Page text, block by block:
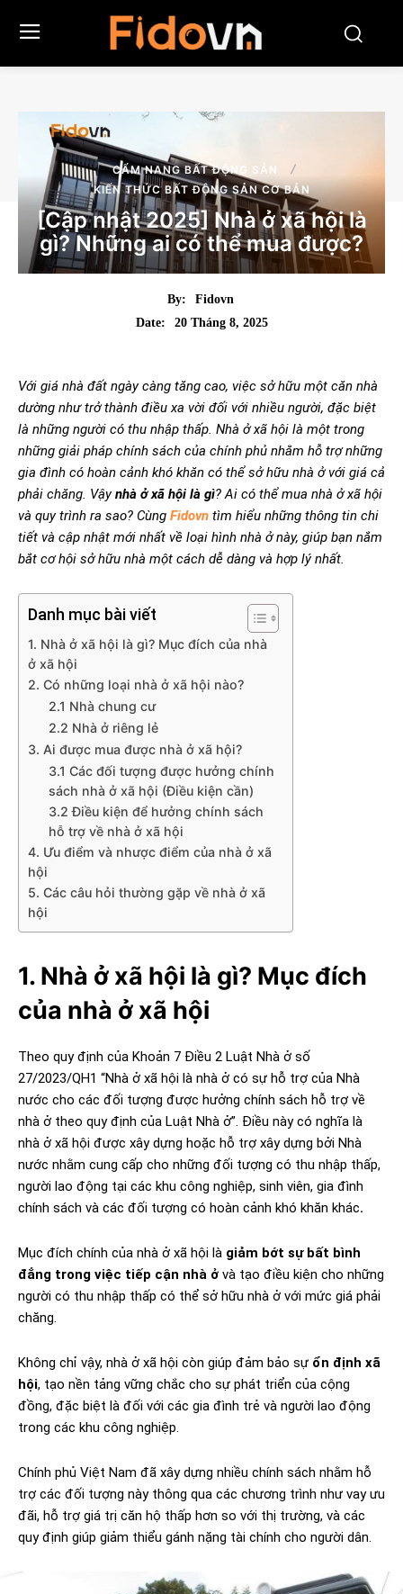
CẨM NANG BẤT ĐỘNG SẢN
KIẾN THỨC BẤT ĐỘNG SẢN CƠ BẢN
[Cập nhật 2025] Nhà ở xã hội là
gì? Những ai có thể mua được?
By:
Fidovn
Date:
20 Tháng 8, 2025
Với giá nhà đất ngày càng tăng cao, việc sở hữu một căn nhà
dường như trở thành điều xa vời đối với nhiều người, đặc biệt
là những người có thu nhập thấp. Nhà ở xã hội là một trong
những giải pháp chính sách của chính phủ nhằm hỗ trợ những
gia đình có hoàn cảnh khó khăn có thể sở hữu nhà ở với giá cả
phải chăng. Vậynhà ở xã hội là gì? Ai có thể mua nhà ở xã hội
và quy trình ra sao? Cùng Fidovn tìm hiểu những thông tin chi
tiết và cập nhật mới nhất về loại hình nhà ở này, giúp bạn nắm
bắt cơ hội sở hữu nhà một cách dễ dàng và hợp lý nhất.
Danh mục bài viết
1. Nhà ở xã hội là gì? Mục đích của nhà
ở xã hội
2. Có những loại nhà ở xã hội nào?
2.1 Nhà chung cư
2.2 Nhà ở riêng lẻ
3. Ai được mua được nhà ở xã hội?
3.1 Các đối tượng được hưởng chính
sách nhà ở xã hội (Điều kiện cần)
3.2 Điều kiện để hưởng chính sách
hỗ trợ về nhà ở xã hội
4. Ưu điểm và nhược điểm của nhà ở xã
hội
5. Các câu hỏi thường gặp về nhà ở xã
hội
1. Nhà ở xã hội là gì? Mục đích
của nhà ở xã hội
Theo quy định của Khoản 7 Điều 2 Luật Nhà ở số
27/2023/QH1 “Nhà ở xã hội là nhà ở có sự hỗ trợ của Nhà
nước cho các đối tượng được hưởng chính sách hỗ trợ về
nhà ở theo quy định của Luật Nhà ở”. Điều này có nghĩa là
nhà ở xã hội được xây dựng hoặc hỗ trợ xây dựng bởi Nhà
nước nhằm cung cấp cho những đối tượng có thu nhập thấp,
người lao động tại các khu công nghiệp, sinh viên, gia đình
chính sách và các đối tượng có hoàn cảnh khó khăn khác.
Mục đích chính của nhà ở xã hội là giảm bớt sự bất bình
đẳng trong việc tiếp cận nhà ở và tạo điều kiện cho những
người có thu nhập thấp có thể sở hữu nhà ở với mức giá phải
chăng.
Không chỉ vậy, nhà ở xã hội còn giúp đảm bảo sự ổn định xã
hội, tạo nền tảng vững chắc cho sự phát triển của cộng
đồng, đặc biệt là đối với các gia đình trẻ và người lao động
trong các khu công nghiệp.
Chính phủ Việt Nam đã xây dựng nhiều chính sách nhằm hỗ
trợ các đối tượng này thông qua các chương trình như vay ưu
đãi, hỗ trợ giá trị căn hộ thấp hơn so với thị trường, và các
quy định giúp giảm thiểu gánh nặng tài chính cho người dân.